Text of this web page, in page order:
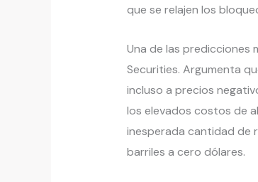
que se relajen los
Una de las predicciones
Securities. Argumenta
incluso a precios
los elevados costos de
inesperada cantidad de
barriles a cero dólares.